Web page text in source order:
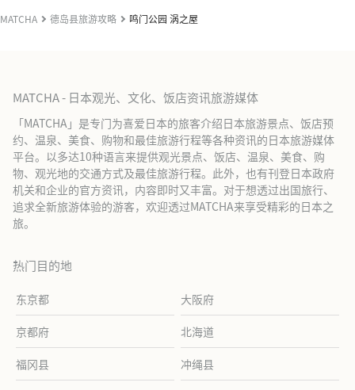
MATCHA 德岛县旅游攻略 鸣门公园 涡之屋
MATCHA - 日本观光、文化、饭店资讯旅游媒体
「MATCHA」是专门为喜爱日本的旅客介绍日本旅游景点、饭店预
约、温泉、美食、购物和最佳旅游行程等各种资讯的日本旅游媒体
平台。以多达10种语言来提供观光景点、饭店、温泉、美食、购
物、观光地的交通方式及最佳旅游行程。此外，也有刊登日本政府
机关和企业的官方资讯，内容即时又丰富。对于想透过出国旅行、
追求全新旅游体验的游客，欢迎透过MATCHA来享受精彩的日本之
旅。
热门目的地
东京都 大阪府
京都府 北海道
福冈县 冲绳县